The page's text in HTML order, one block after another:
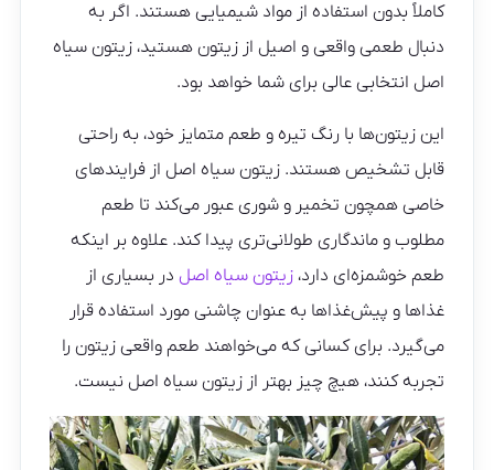
کاملاً بدون استفاده از مواد شیمیایی هستند. اگر به
دنبال طعمی واقعی و اصیل از زیتون هستید، زیتون سیاه
اصل انتخابی عالی برای شما خواهد بود.
این زیتون‌ها با رنگ تیره و طعم متمایز خود، به راحتی
قابل تشخیص هستند. زیتون سیاه اصل از فرایندهای
خاصی همچون تخمیر و شوری عبور می‌کند تا طعم
مطلوب و ماندگاری طولانی‌تری پیدا کند. علاوه بر اینکه
طعم خوشمزه‌ای دارد،زیتون سیاه اصل در بسیاری از
غذاها و پیش‌غذاها به عنوان چاشنی مورد استفاده قرار
می‌گیرد. برای کسانی که می‌خواهند طعم واقعی زیتون را
تجربه کنند، هیچ چیز بهتر از زیتون سیاه اصل نیست.